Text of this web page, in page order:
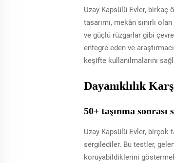
Uzay Kapsülü Evler, birkaç
tasarımı, mekân sınırlı
ve güçlü rüzgarlar gibi
entegre eden ve
keşifte kullanılmalarını
Dayanıklılık
50+ taşınma sonrası
Uzay Kapsülü Evler, birçok
sergilediler. Bu testler,
koruyabildiklerini